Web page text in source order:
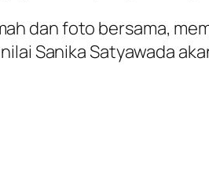
dan foto bersama,
Sanika Satyawada